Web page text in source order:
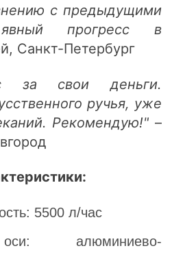
с предыдущими
прогресс в
Санкт-Петербург
за свои деньги.
ручья, уже
Рекомендую!" –
5500 л/час
алюминиево-